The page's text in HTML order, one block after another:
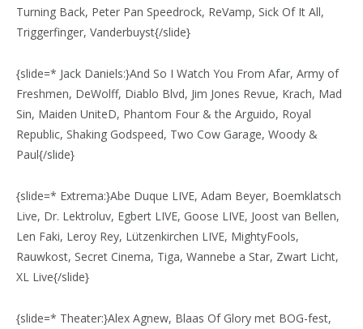
Turning Back, Peter Pan Speedrock, ReVamp, Sick Of It All,
Triggerfinger, Vanderbuyst{/slide}
{slide=* Jack Daniels:}And So I Watch You From Afar, Army of
Freshmen, DeWolff, Diablo Blvd, Jim Jones Revue, Krach, Mad
Sin, Maiden UniteD, Phantom Four & the Arguido, Royal
Republic, Shaking Godspeed, Two Cow Garage, Woody &
Paul{/slide}
{slide=* Extrema:}Abe Duque LIVE, Adam Beyer, Boemklatsch
Live, Dr. Lektroluv, Egbert LIVE, Goose LIVE, Joost van Bellen,
Len Faki, Leroy Rey, Lützenkirchen LIVE, MightyFools,
Rauwkost, Secret Cinema, Tiga, Wannebe a Star, Zwart Licht,
XL Live{/slide}
{slide=* Theater:}Alex Agnew, Blaas Of Glory met BOG-fest,